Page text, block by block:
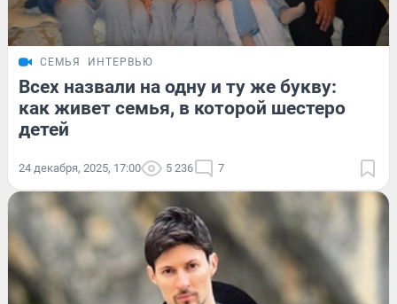
СЕМЬЯ ИНТЕРВЬЮ
Всех назвали на одну и ту же букву:
как живет семья, в которой шестеро
детей
24 декабря, 2025, 17:00 5 236 7